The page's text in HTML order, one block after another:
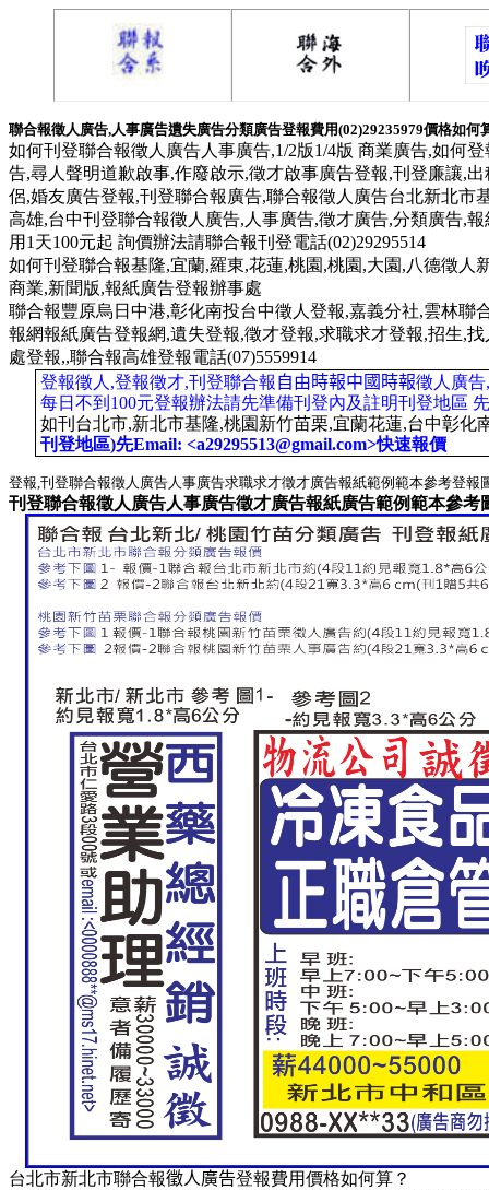
聯合報徵人廣告,人事廣告遺失廣告分類廣告登報費用(02)29235979價格如何
如何刊登聯合報徵人廣告人事廣告,1/2版1/4版 商業廣告,如何
告,尋人聲明道歉啟事,作廢啟示,徵才啟事廣告登報,刊登廉讓,出
侶,婚友廣告登報,刊登聯合報廣告,聯合報徵人廣告台北新北
高雄,台中刊登聯合報徵人廣告,人事廣告,徵才廣告,分類廣告,
用1天100元起 詢價辦法請聯合報刊登電話(02)29295514
如何刊登聯合報基隆,宜蘭,羅東,花蓮,桃園,桃園,大園,八德徵
商業,新聞版,報紙廣告登報辦事處
聯合報豐原烏日中港,彰化南投台中徵人登報,嘉義分社,雲林
報網報紙廣告登報網,遺失登報,徵才登報,求職求才登報,招生,
處登報,,聯合報高雄登報電話(07)5559914
登報徵人,登報徵才,刊登聯合報 自由時報中國時報徵人廣告,
每日不到100元登報辦法請先準備刊登內及註明刊登地區 先
如刊台北市,新北市基隆,桃園新竹苗栗,宜蘭花蓮,台中彰化
刊登地區)先Email: <a29295513@gmail.com>快速報價
登報,刊登聯合報徵人廣告人事廣告求職求才徵才廣告報紙範例範本參考登報
刊登聯合報徵人廣告人事廣告徵才廣告報紙廣告範例範本參考
台北市新北市聯合報徵人廣告登報費用價格如何算？